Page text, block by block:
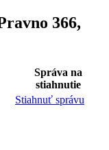
366,
Správa na
stiahnutie
Stiahnuť správu